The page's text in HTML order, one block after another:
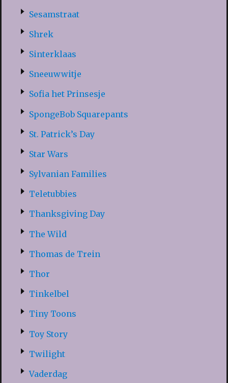
Sesamstraat
Shrek
Sinterklaas
Sneeuwwitje
Sofia het Prinsesje
SpongeBob Squarepants
St. Patrick’s Day
Star Wars
Sylvanian Families
Teletubbies
Thanksgiving Day
The Wild
Thomas de Trein
Thor
Tinkelbel
Tiny Toons
Toy Story
Twilight
Vaderdag